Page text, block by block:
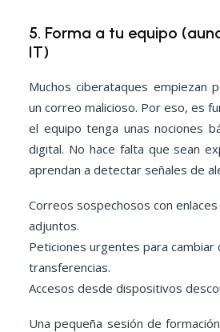
5. Forma a tu equipo
IT)
Muchos ciberataques empiezan
un correo malicioso. Por eso, es
el equipo tenga unas nociones
digital. No hace falta que sean
aprendan a detectar señales de
Correos sospechosos con
adjuntos.
Peticiones urgentes para cambiar
transferencias.
Accesos desde dispositivos
Una pequeña sesión de